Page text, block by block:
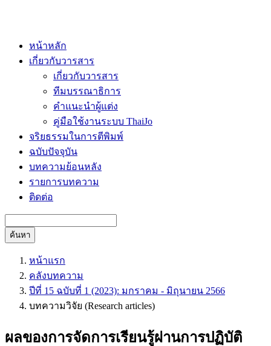
หน้าหลัก
เกี่ยวกับวารสาร
เกี่ยวกับวารสาร
ทีมบรรณาธิการ
คำแนะนำผู้แต่ง
คู่มือใช้งานระบบ ThaiJo
จริยธรรมในการตีพิมพ์
ฉบับปัจจุบัน
บทความย้อนหลัง
รายการบทความ
ติดต่อ
ค้นหา
หน้าแรก
คลังบทความ
ปีที่ 15 ฉบับที่ 1 (2023): มกราคม - มิถุนายน 2566
บทความวิจัย (Research articles)
ผลของการจัดการเรียนรู้ผ่านการปฏิบัติ